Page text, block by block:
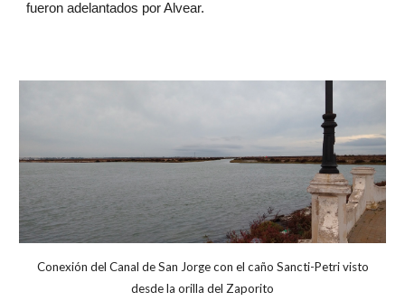
fueron adelantados por Alvear.
Conexión del Canal de San Jorge con el caño Sancti-Petri visto
desde la orilla del Zaporito